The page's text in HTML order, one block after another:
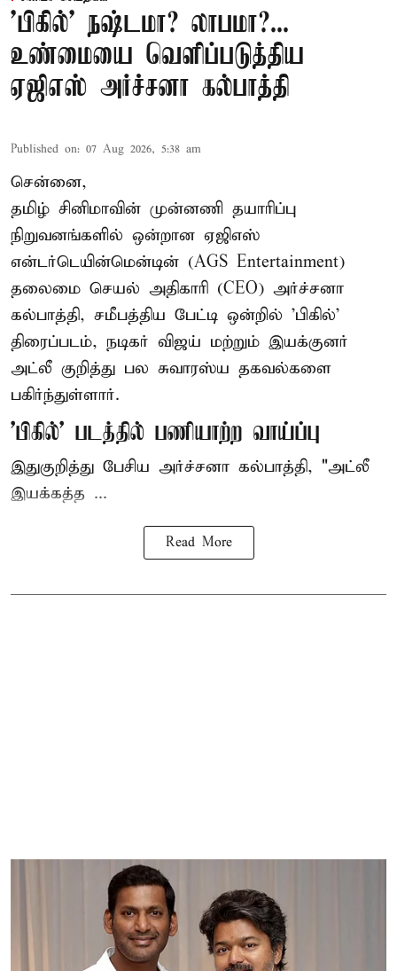
'பிகில்' நஷ்டமா? லாபமா?...
உண்மையை வெளிப்படுத்திய
ஏஜிஎஸ் அர்ச்சனா கல்பாத்தி
Published on: 07 Aug 2026, 5:38 am
சென்னை,
தமிழ் சினிமாவின் முன்னணி தயாரிப்பு
நிறுவனங்களில் ஒன்றான ஏஜிஎஸ்
என்டர்டெயின்மென்டின் (AGS Entertainment)
தலைமை செயல் அதிகாரி (CEO) அர்ச்சனா
கல்பாத்தி, சமீபத்திய பேட்டி ஒன்றில் 'பிகில்'
திரைப்படம், நடிகர் விஜய் மற்றும் இயக்குனர்
அட்லீ குறித்து பல சுவாரஸ்ய தகவல்களை
பகிர்ந்துள்ளார்.
'பிகில்' படத்தில் பணியாற்ற வாய்ப்பு
இதுகுறித்து பேசிய அர்ச்சனா கல்பாத்தி, "அட்லீ
இயக்கத்த ...
Read More